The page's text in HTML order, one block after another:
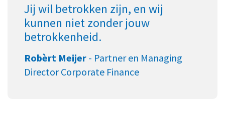
Jij wil betrokken zijn, en wij
kunnen niet zonder jouw
betrokkenheid.
Robèrt Meijer - Partner en Managing
Director Corporate Finance